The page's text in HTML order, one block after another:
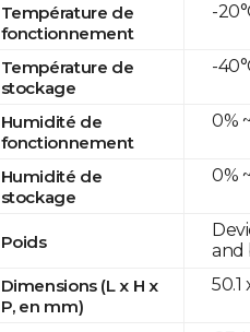
Température de
fonctionnement
Température de
stockage
Humidité de
fonctionnement
Humidité de
stockage
Poids
Dimensions (L x H x
P, en mm)
-
-
0%
0%
and
50.1